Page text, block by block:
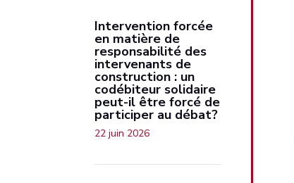
Intervention forcée
en matière de
responsabilité des
intervenants de
construction : un
codébiteur solidaire
peut-il être forcé de
participer au débat?
22 juin 2026